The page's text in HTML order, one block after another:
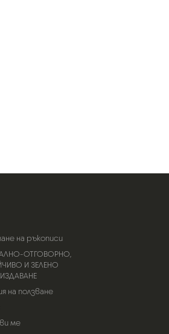
на ръкописи
ОТГОВОРНО,
И ЗЕЛЕНО
на ползване
ме